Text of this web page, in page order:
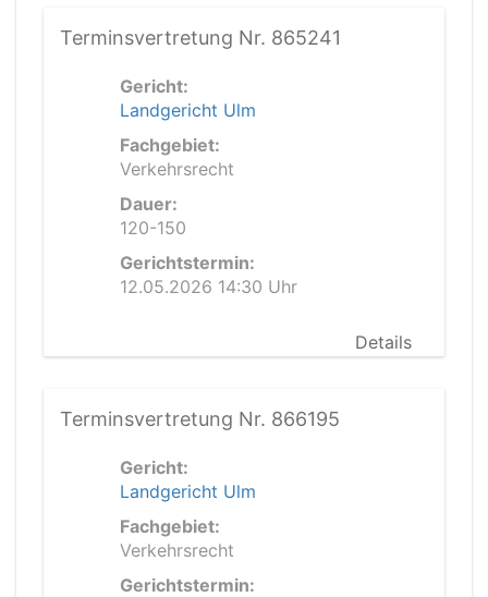
Terminsvertretung Nr. 865241
Gericht:
Landgericht Ulm
Fachgebiet:
Verkehrsrecht
Dauer:
120-150
Gerichtstermin:
12.05.2026 14:30 Uhr
Details
Terminsvertretung Nr. 866195
Gericht:
Landgericht Ulm
Fachgebiet:
Verkehrsrecht
Gerichtstermin: